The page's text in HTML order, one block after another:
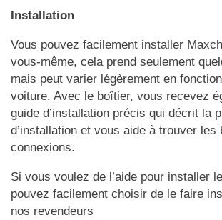
Installation
Vous pouvez facilement installer
vous-même, cela prend seulement
mais peut varier légèrement en fonction
voiture. Avec le boîtier, vous recevez
guide d’installation précis qui décrit la
d’installation et vous aide à trouver les
connexions.
Si vous voulez de l’aide pour installer
pouvez facilement choisir de le faire
nos revendeurs